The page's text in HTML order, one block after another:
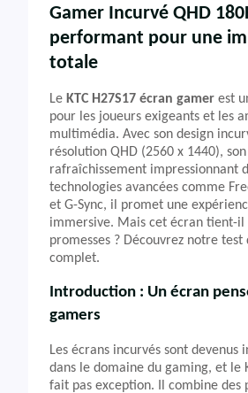
Gamer Incurvé QHD
performant pour une
totale
Le KTC H27S17 écran gamer est
pour les joueurs exigeants et les
multimédia. Avec son design
résolution QHD (2560 x 1440),
rafraîchissement impressionnant
technologies avancées comme
et G-Sync, il promet une
immersive. Mais cet écran tient-il
promesses ? Découvrez notre
complet.
Introduction : Un écran
gamers
Les écrans incurvés sont devenus
dans le domaine du gaming, et le
fait pas exception. Il combine des